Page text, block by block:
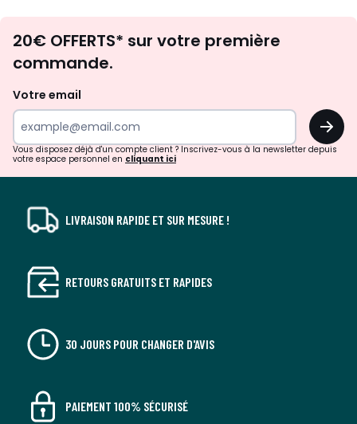
d'inspirations
surprises?
20€ OFFERTS* sur votre première
commande.
Votre email
OK
Vous disposez déjà d'un compte client ? Inscrivez-vous à la newsletter depuis
votre espace personnel en cliquant ici
LIVRAISON RAPIDE ET SUR MESURE !
RETOURS GRATUITS ET RAPIDES
30 JOURS POUR CHANGER D'AVIS
PAIEMENT 100% SÉCURISÉ